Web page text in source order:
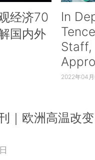
经济70
国内外
In
Staff,
2022年04月
｜欧洲高温改